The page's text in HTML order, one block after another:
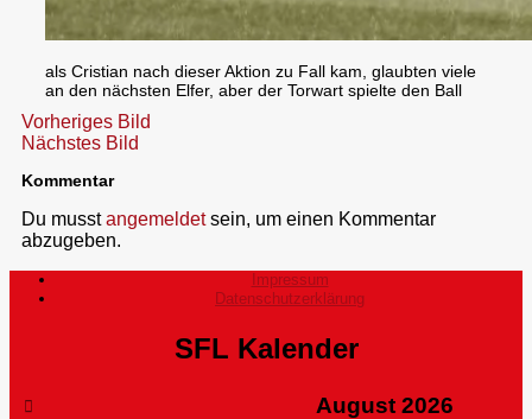
als Cristian nach dieser Aktion zu Fall kam, glaubten viele
an den nächsten Elfer, aber der Torwart spielte den Ball
Vorheriges Bild
Nächstes Bild
Kommentar
Du musstangemeldetsein, um einen Kommentar
abzugeben.
Impressum
Datenschutzerklärung
SFL Kalender
August 2026